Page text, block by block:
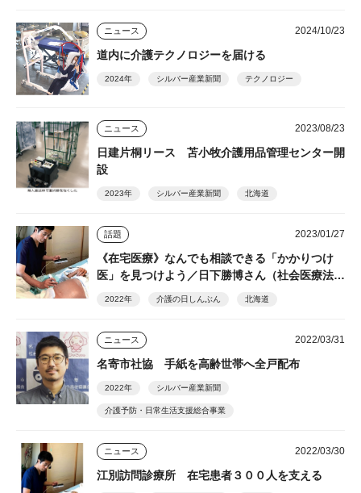
ニュース 2024/10/23
道内に介護テクノロジーを届ける
2024年 シルバー産業新聞 テクノロジー
ニュース 2023/08/23
日建片桐リース 苫小牧介護用品管理センター開
設
2023年 シルバー産業新聞 北海道
話題 2023/01/27
《在宅医療》なんでも相談できる「かかりつけ
医」を見つけよう／日下勝博さん（社会医療法人
関愛会江別訪問診療所）
2022年 介護の日しんぶん 北海道
ニュース 2022/03/31
名寄市社協 手紙を高齢世帯へ全戸配布
2022年 シルバー産業新聞
介護予防・日常生活支援総合事業
ニュース 2022/03/30
江別訪問診療所 在宅患者３００人を支える